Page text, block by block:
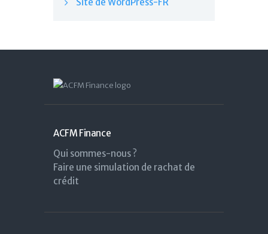
ACFM Finance
Qui sommes-nous ?
Faire une simulation de rachat de
crédit